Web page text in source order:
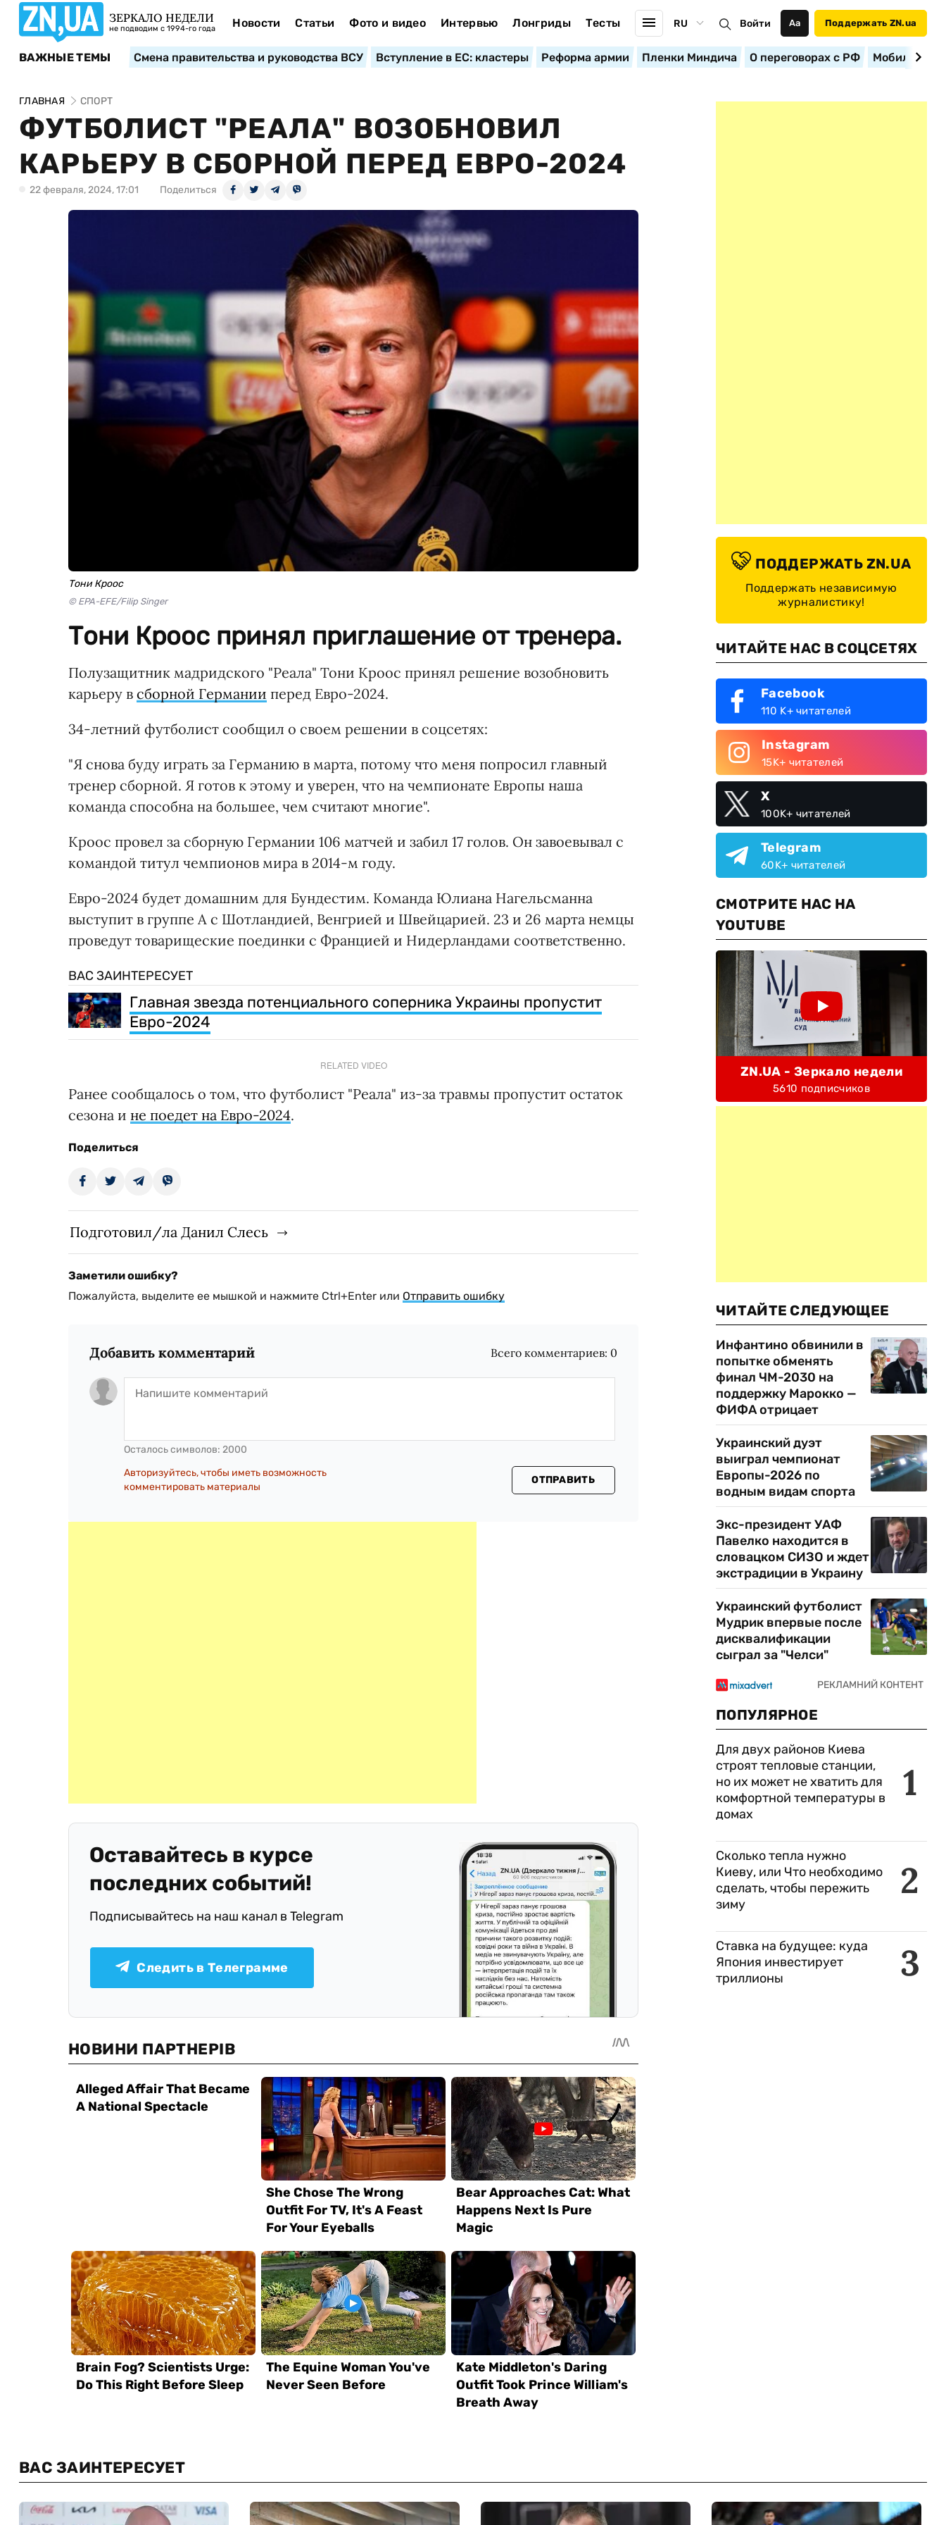
ЗЕРКАЛО НЕДЕЛИ
не подводим с 1994-го года Новости Статьи Фото и видео Интервью Лонгриды Тесты RU Войти Аа Поддержать ZN.ua
ВАЖНЫЕ ТЕМЫ Смена правительства и руководства ВСУ Вступление в ЕС: кластеры Реформа армии Пленки Миндича О переговорах с РФ
ГЛАВНАЯ СПОРТ
ФУТБОЛИСТ "РЕАЛА" ВОЗОБНОВИЛ
КАРЬЕРУ В СБОРНОЙ ПЕРЕД ЕВРО-2024
22 февраля, 2024, 17:01 Поделиться
Тони Кроос
© EPA-EFE/Filip Singer
Тони Кроос принял приглашение от тренера.
Полузащитник мадридского "Реала" Тони Кроос принял решение возобновить
карьеру в сборной Германии перед Евро-2024.
34-летний футболист сообщил о своем решении в соцсетях:
"Я снова буду играть за Германию в марта, потому что меня попросил главный
тренер сборной. Я готов к этому и уверен, что на чемпионате Европы наша
команда способна на большее, чем считают многие".
Кроос провел за сборную Германии 106 матчей и забил 17 голов. Он завоевывал с
командой титул чемпионов мира в 2014-м году.
Евро-2024 будет домашним для Бундестим. Команда Юлиана Нагельсманна
выступит в группе A с Шотландией, Венгрией и Швейцарией. 23 и 26 марта немцы
проведут товарищеские поединки с Францией и Нидерландами соответственно.
ВАС ЗАИНТЕРЕСУЕТ
Главная звезда потенциального соперника Украины пропустит
Евро-2024
RELATED VIDEO
Ранее сообщалось о том, что футболист "Реала" из-за травмы пропустит остаток
сезона и не поедет на Евро-2024.
Поделиться
Подготовил/ла Данил Слесь
Заметили ошибку?
Пожалуйста, выделите ее мышкой и нажмите Ctrl+Enter или Отправить ошибку
Добавить комментарий Всего комментариев: 0
Осталось символов: 2000
Авторизуйтесь, чтобы иметь возможность
комментировать материалы
ОТПРАВИТЬ
Оставайтесь в курсе
последних событий!
Подписывайтесь на наш канал в Telegram
Следить в Телеграмме
ПОДДЕРЖАТЬ ZN.UA
Поддержать независимую
журналистику!
ЧИТАЙТЕ НАС В СОЦСЕТЯХ
Facebook
110 K+ читателей
Instagram
15K+ читателей
X
100K+ читателей
Telegram
60K+ читателей
СМОТРИТЕ НАС НА
YOUTUBE
ZN.UA - Зеркало недели
5610 подписчиков
ЧИТАЙТЕ СЛЕДУЮЩЕЕ
Инфантино обвинили в
попытке обменять
финал ЧМ-2030 на
поддержку Марокко —
ФИФА отрицает
Украинский дуэт
выиграл чемпионат
Европы-2026 по
водным видам спорта
Экс-президент УАФ
Павелко находится в
словацком СИЗО и ждет
экстрадиции в Украину
Украинский футболист
Мудрик впервые после
дисквалификации
сыграл за "Челси"
ПОПУЛЯРНОЕ
1
Для двух районов Киева
строят тепловые станции,
но их может не хватить для
комфортной температуры в
домах
2
Сколько тепла нужно
Киеву, или Что необходимо
сделать, чтобы пережить
зиму
3
Ставка на будущее: куда
Япония инвестирует
триллионы
ВАС ЗАИНТЕРЕСУЕТ